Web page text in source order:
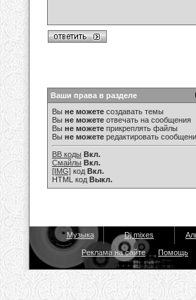
Ваши права в разделе
Вы не можете создавать темы
Вы не можете отвечать на сообщения
Вы не можете прикреплять файлы
Вы не можете редактировать
BB коды Вкл.
Смайлы Вкл.
[IMG] код Вкл.
HTML код Выкл.
Музыка Dj mixes
Реклама на сайте Помощь